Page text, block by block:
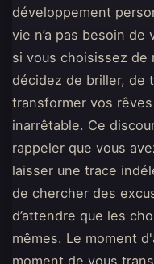
développement
vie n’a pas besoin de
si vous choisissez de
décidez de briller, de
transformer vos
inarrêtable. Ce
rappeler que vous
laisser une trace
de chercher des
d’attendre que les
mêmes. Le moment